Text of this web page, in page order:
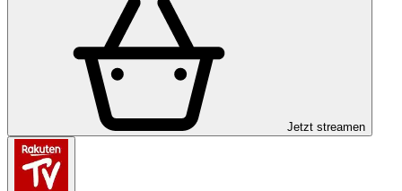
Jetzt streamen